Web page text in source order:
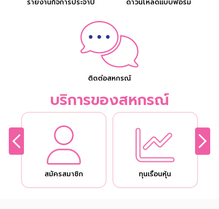
ติดต่อสหกรณ์
บริการของสหกรณ์
สมัครสมาชิก ทุนเรือนหุ้น